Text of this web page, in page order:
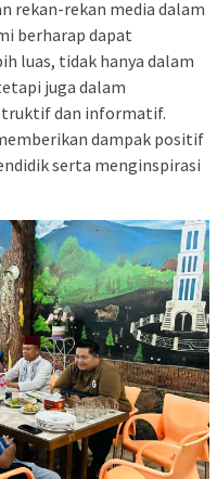
rekan-rekan media dalam
berharap dapat
luas, tidak hanya dalam
juga dalam
dan informatif.
dampak positif
serta menginspirasi